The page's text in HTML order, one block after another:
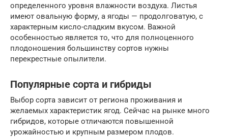
определенного уровня влажности воздуха. Листья
имеют овальную форму, а ягоды — продолговатую, с
характерным кисло-сладким вкусом. Важной
особенностью является то, что для полноценного
плодоношения большинству сортов нужны
перекрестные опылители.
Популярные сорта и гибриды
Выбор сорта зависит от региона проживания и
желаемых характеристик ягод. Сейчас на рынке много
гибридов, которые отличаются повышенной
урожайностью и крупным размером плодов.